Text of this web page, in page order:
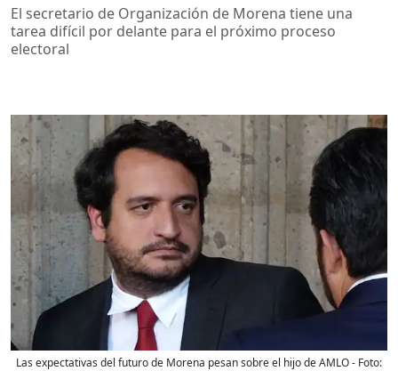
El secretario de Organización de Morena tiene una
tarea difícil por delante para el próximo proceso
electoral
Las expectativas del futuro de Morena pesan sobre el hijo de AMLO- Foto: